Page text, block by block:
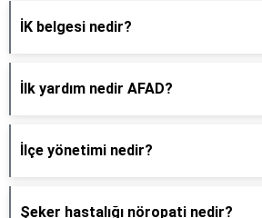
İK belgesi nedir?
İlk yardım nedir AFAD?
İlçe yönetimi nedir?
Şeker hastalığı nöropati nedir?